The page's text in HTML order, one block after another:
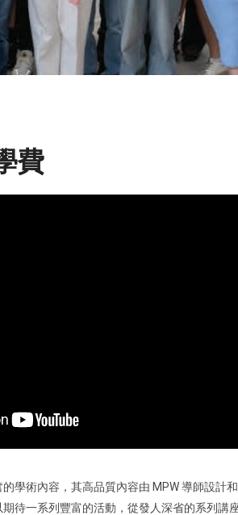
費
學術內容，其高品質內容由 MPW 導師設計和
待一系列豐富的活動，從發人深省的系列講